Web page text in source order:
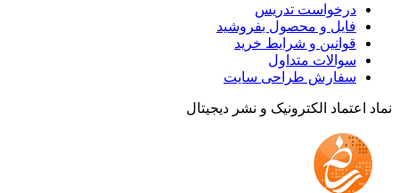
درخواست تدریس
فایل و محصول بفروشید
قوانین و شرایط خرید
سوالات متداول
سفارش طراحی سایت
اعتماد الکترونیک و نشر دیجیتال